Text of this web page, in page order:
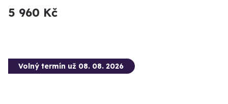
5 960 Kč
Volný termín už 08. 08. 2026